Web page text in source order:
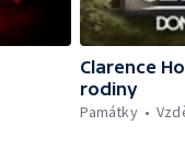
Clarence
rodiny
Památky